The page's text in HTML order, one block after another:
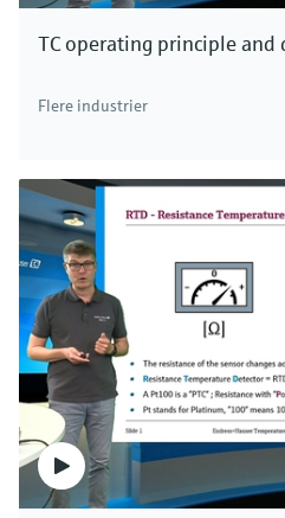
TC operating principle and
Flere industrier